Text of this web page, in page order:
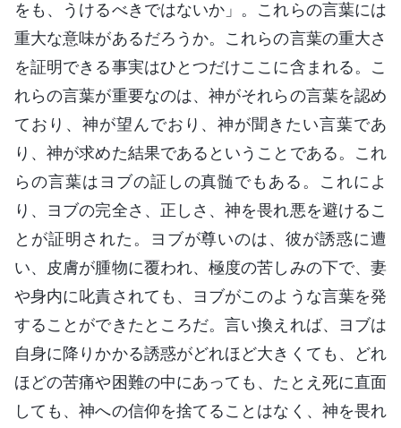
をも、うけるべきではないか」。これらの言葉には
重大な意味があるだろうか。これらの言葉の重大さ
を証明できる事実はひとつだけここに含まれる。こ
れらの言葉が重要なのは、神がそれらの言葉を認め
ており、神が望んでおり、神が聞きたい言葉であ
り、神が求めた結果であるということである。これ
らの言葉はヨブの証しの真髄でもある。これによ
り、ヨブの完全さ、正しさ、神を畏れ悪を避けるこ
とが証明された。ヨブが尊いのは、彼が誘惑に遭
い、皮膚が腫物に覆われ、極度の苦しみの下で、妻
や身内に叱責されても、ヨブがこのような言葉を発
することができたところだ。言い換えれば、ヨブは
自身に降りかかる誘惑がどれほど大きくても、どれ
ほどの苦痛や困難の中にあっても、たとえ死に直面
しても、神への信仰を捨てることはなく、神を畏れ